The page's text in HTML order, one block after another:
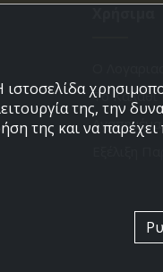
Το
Αγαπημένα
ιστοσελίδα
της, την
της και να